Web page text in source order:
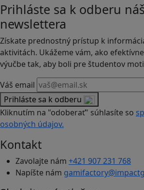
Prihláste sa k odberu
newslettera
Získate prednostný prístup k
aktivitách. Ukážeme vám, ako
výučbe tak, aby boli pre študentov
Váš email
Prihláste sa k odberu
Kliknutím na "odoberať" súhlasíte so
osobných údajov.
Kontakt
Zavolajte nám +421 907 231 768
Napíšte nám